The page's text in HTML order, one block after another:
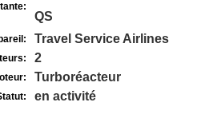
QS
Travel Service Airlines
2
Turboréacteur
en activité